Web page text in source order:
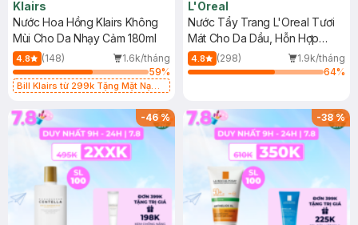
Klairs
Nước Hoa Hồng Klairs Không
Mùi Cho Da Nhạy Cảm 180ml
4.8 (148)
1.6k/tháng
59%
Bill Klairs từ 299k Tặng Mặt Nạ
25ml (SL Có Hạn)
L'Oreal
Nước Tẩy Trang L'Oreal Tươi
Mát Cho Da Dầu, Hỗn Hợp
400ml
4.8 (298)
1.9k/tháng
64%
-46% -38%